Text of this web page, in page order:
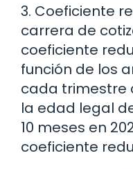
3. Coeficiente
carrera de
coeficiente
función de los
cada trimestre
la edad legal
10 meses en
coeficiente